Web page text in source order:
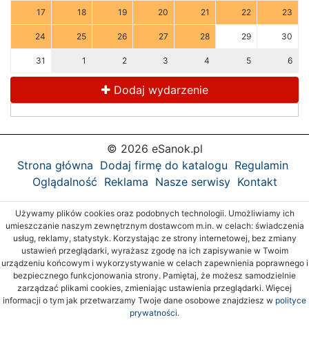
17 18 19 20 21 22 23
24 25 26 27 28 29 30
31 1 2 3 4 5 6
Dodaj wydarzenie
© 2026 eSanok.pl
Strona główna Dodaj firmę do katalogu Regulamin
Oglądalność Reklama Nasze serwisy Kontakt
Używamy plików cookies oraz podobnych technologii. Umożliwiamy ich
umieszczanie naszym zewnętrznym dostawcom m.in. w celach: świadczenia
usług, reklamy, statystyk. Korzystając ze strony internetowej, bez zmiany
ustawień przeglądarki, wyrażasz zgodę na ich zapisywanie w Twoim
urządzeniu końcowym i wykorzystywanie w celach zapewnienia poprawnego i
bezpiecznego funkcjonowania strony. Pamiętaj, że możesz samodzielnie
zarządzać plikami cookies, zmieniając ustawienia przeglądarki. Więcej
informacji o tym jak przetwarzamy Twoje dane osobowe znajdziesz w polityce
prywatności.